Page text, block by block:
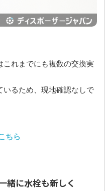
これまでにも複数の交換実
いるため、現地確認なしで
ちら
緒に水栓も新しく